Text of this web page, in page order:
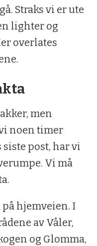
Straks vi er ute
lighter og
overlates
men
noen timer
post, har vi
Vi må
hjemveien. I
av Våler,
og Glomma,